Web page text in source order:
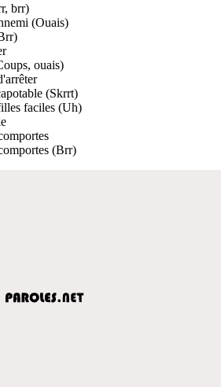
brr)
(Ouais)
ouais)
(Skrrt)
faciles (Uh)
(Brr)